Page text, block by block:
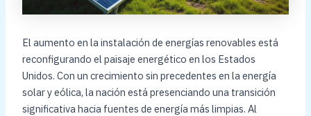
El aumento en la instalación de energías renovables está
reconfigurando el paisaje energético en los Estados
Unidos. Con un crecimiento sin precedentes en la energía
solar y eólica, la nación está presenciando una transición
significativa hacia fuentes de energía más limpias. Al